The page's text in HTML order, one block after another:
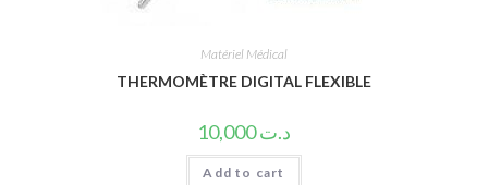
Matériel Médical
THERMOMÈTRE DIGITAL FLEXIBLE
د.ت10,000
Add to cart